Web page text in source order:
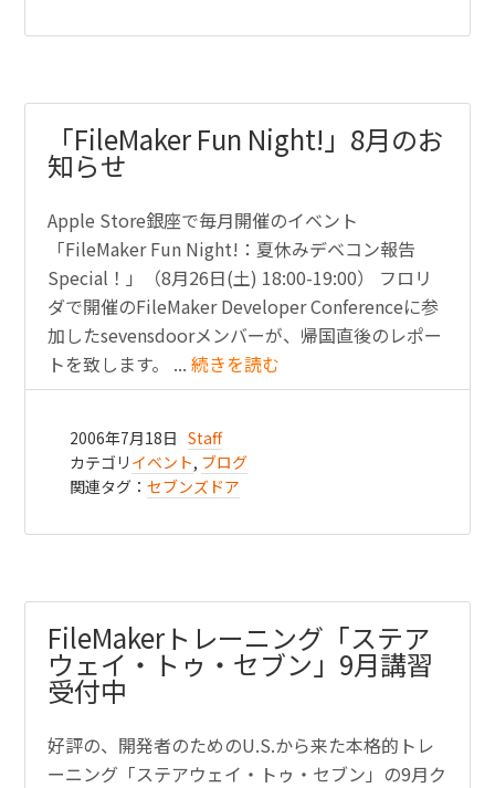
「FileMaker Fun Night!」8月のお
知らせ
Apple Store銀座で毎月開催のイベント
「FileMaker Fun Night!：夏休みデベコン報告
Special！」（8月26日(土) 18:00-19:00） フロリ
ダで開催のFileMaker Developer Conferenceに参
加したsevensdoorメンバーが、帰国直後のレポー
トを致します。 ...続きを読む
2006年7月18日 Staff
カテゴリ イベント, ブログ
関連タグ：セブンズドア
FileMakerトレーニング「ステア
ウェイ・トゥ・セブン」9月講習
受付中
好評の、開発者のためのU.S.から来た本格的トレ
ーニング「ステアウェイ・トゥ・セブン」の9月ク